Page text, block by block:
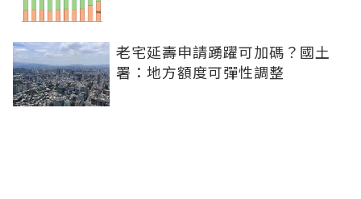
老宅延壽申請踴躍可加碼？國土
署：地方額度可彈性調整